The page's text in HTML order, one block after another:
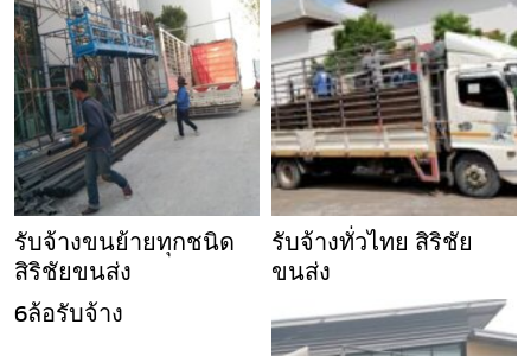
รับจ้างขนย้ายทุกชนิด
สิริชัยขนส่ง
รับจ้างทั่วไทย สิริชัย
ขนส่ง
6ล้อรับจ้าง